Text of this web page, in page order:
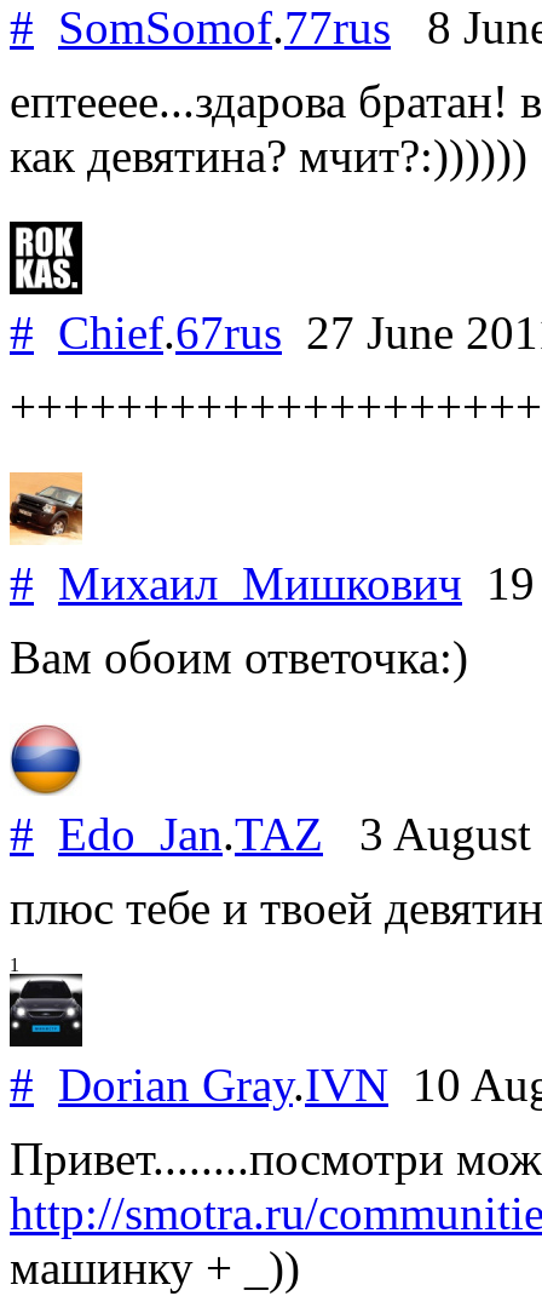
# SomSomof.77rus 8
ептееее...здарова братан!
как девятина? мчит?:))))))
# Chief.67rus 27 June
# Михаил_Мишкович
Вам обоим ответочка:)
# Edo_Jan.TAZ 3
плюс тебе и твоей
1
# Dorian Gray.IVN 10
Привет........посмотри
http://smotra.ru/
машинку + _))